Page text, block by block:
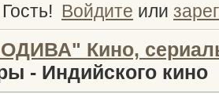
Войдите или
Кино,
- Индийского кино